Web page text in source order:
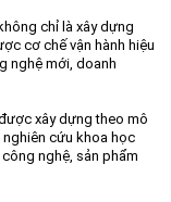
chỉ là xây dựng
cơ chế vận hành hiệu
nghệ mới, doanh
xây dựng theo mô
nghiên cứu khoa học
nghệ, sản phẩm